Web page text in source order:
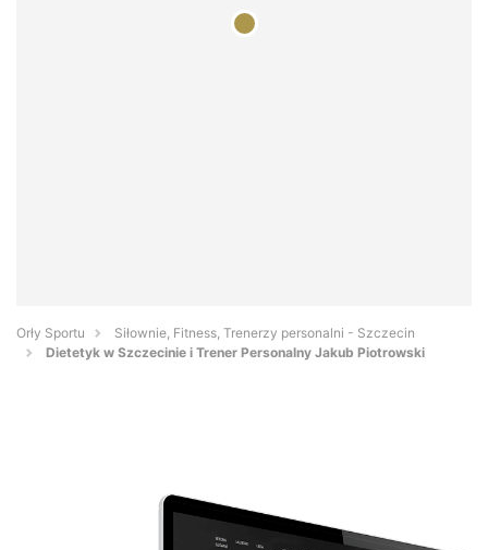
Orły Sportu
Siłownie, Fitness, Trenerzy personalni - Szczecin
Dietetyk w Szczecinie i Trener Personalny Jakub Piotrowski